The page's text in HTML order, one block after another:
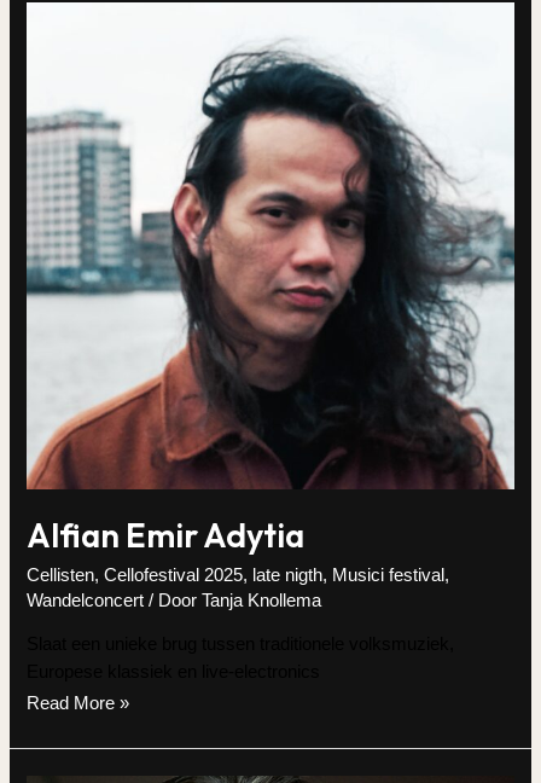
Alfian Emir Adytia
Cellisten,Cellofestival 2025, late nigth, Musici festival ,
Wandelconcert / DoorTanja Knollema
Alfian
Read More »